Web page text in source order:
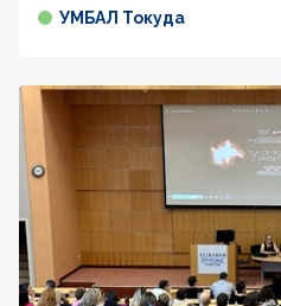
УМБАЛ Токуда